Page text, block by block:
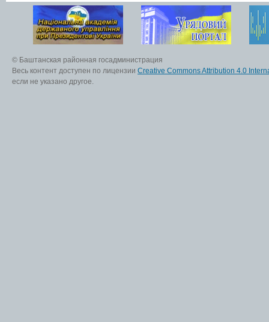
© Баштанская районная госадминистрация
Весь контент доступен по лицензии Creative Commons Attribution 4.0
если не указано другое.